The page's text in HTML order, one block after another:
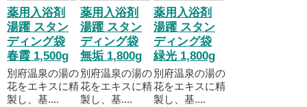
薬用入浴剤
湯躍 スタン
ディング袋
春霞 1,500g
別府温泉の湯の
花をエキスに精
製し、基....
薬用入浴剤
湯躍 スタン
ディング袋
無垢 1,800g
別府温泉の湯の
花をエキスに精
製し、基....
薬用入浴剤
湯躍 スタン
ディング袋
緑光 1,800g
別府温泉の湯の
花をエキスに精
製し、基....